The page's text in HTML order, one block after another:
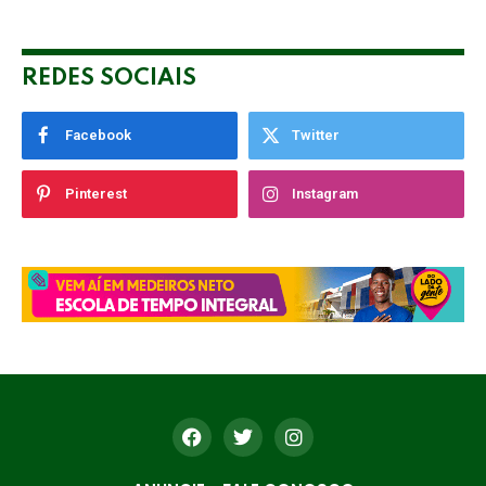
REDES SOCIAIS
Facebook Twitter
Pinterest Instagram